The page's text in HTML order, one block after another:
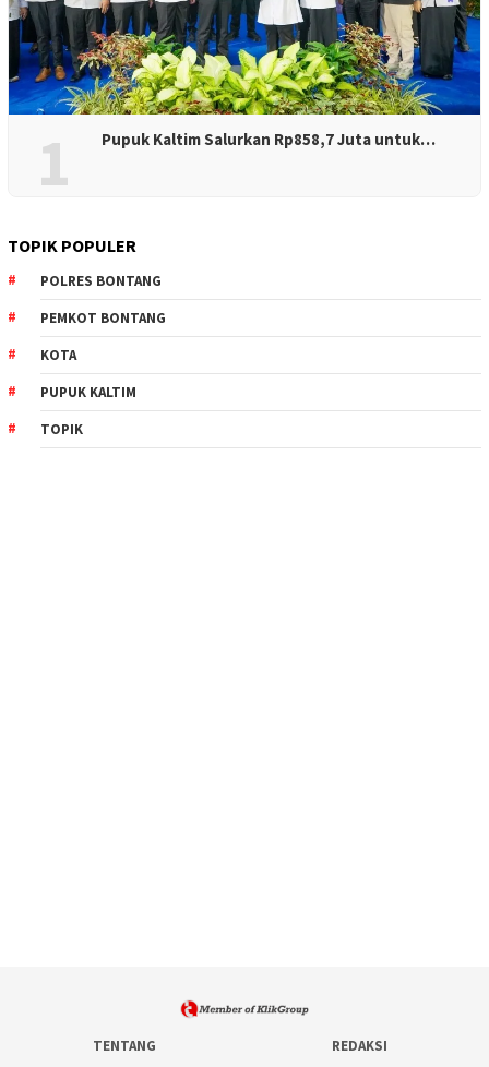
1 Pupuk Kaltim Salurkan Rp858,7 Juta untuk…
TOPIK POPULER
POLRES BONTANG
PEMKOT BONTANG
KOTA
PUPUK KALTIM
TOPIK
TENTANG REDAKSI